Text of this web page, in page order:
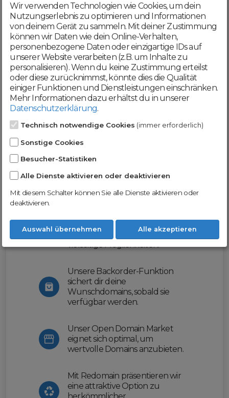
Mit deiner Registrierung bestätigst du,
dass du dieAGBund
Datenschutzerklärung akzeptierst
Weiter
Werde jetzt Teil der
DomainCatcher-
Community!
Nutze unsere Erfahrung und profitiere
erleichtern wir dir den
Domainhandel und bieten dir
vielseitige Möglichkeiten.
Unsere Backorder-Funktion
sichert dir deine
Wunschdomains, sobald sie
verfügbar werden.
Unser Open Domain Market
eignet sich optimal, um
wertvolle Domains anzubieten.
Mit Redomain präsentieren wir
eine attraktive Option zu
Wir verwenden Technologien wie Cookies, um dein
Nutzungserlebnis zu optimieren und Informationen
von deinem Gerät zu sammeln. Mit deiner Zustimmung
können wir Daten wie dein Online-Verhalten,
personenbezogene Daten oder einzigartige IDs auf
unserer Website verarbeiten (z.B. um Inhalte zu
personalisieren). Wenn du keine Zustimmung erteilst
oder diese zurücknimmst, könnte dies die Qualität
einiger Funktionen und Dienstleistungen einschränken.
Mehr Informationen dazu erhältst du in unserer
Datenschutzerklärung.
Technisch notwendige Cookies (immer erforderlich)
Sonstige Cookies
Besucher-Statistiken
Alle Dienste aktivieren oder deaktivieren
Mit diesem Schalter können Sie alle Dienste aktivieren oder
deaktivieren.
Auswahl übernehmen Alle akzeptieren